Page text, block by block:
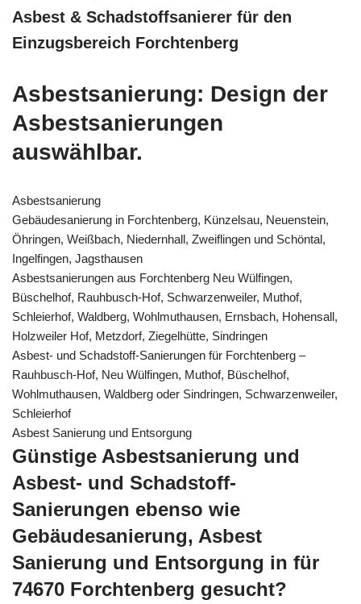
Asbest & Schadstoffsanierer für den
Einzugsbereich Forchtenberg
Asbestsanierung: Design der
Asbestsanierungen
auswählbar.
Asbestsanierung
Gebäudesanierung in Forchtenberg, Künzelsau, Neuenstein,
Öhringen, Weißbach, Niedernhall, Zweiflingen und Schöntal,
Ingelfingen, Jagsthausen
Asbestsanierungen aus Forchtenberg Neu Wülfingen,
Büschelhof, Rauhbusch-Hof, Schwarzenweiler, Muthof,
Schleierhof, Waldberg, Wohlmuthausen, Ernsbach, Hohensall,
Holzweiler Hof, Metzdorf, Ziegelhütte, Sindringen
Asbest- und Schadstoff-Sanierungen für Forchtenberg –
Rauhbusch-Hof, Neu Wülfingen, Muthof, Büschelhof,
Wohlmuthausen, Waldberg oder Sindringen, Schwarzenweiler,
Schleierhof
Asbest Sanierung und Entsorgung
Günstige Asbestsanierung und
Asbest- und Schadstoff-
Sanierungen ebenso wie
Gebäudesanierung, Asbest
Sanierung und Entsorgung in für
74670 Forchtenberg gesucht?